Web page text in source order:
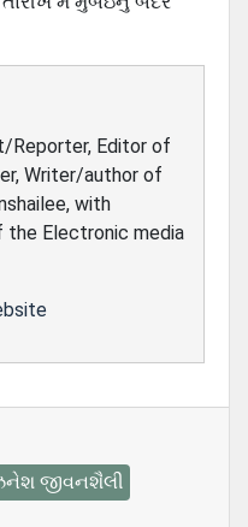
Reporter, Editor of
Writer/author of
with
the Electronic media
જીવનશૈલી